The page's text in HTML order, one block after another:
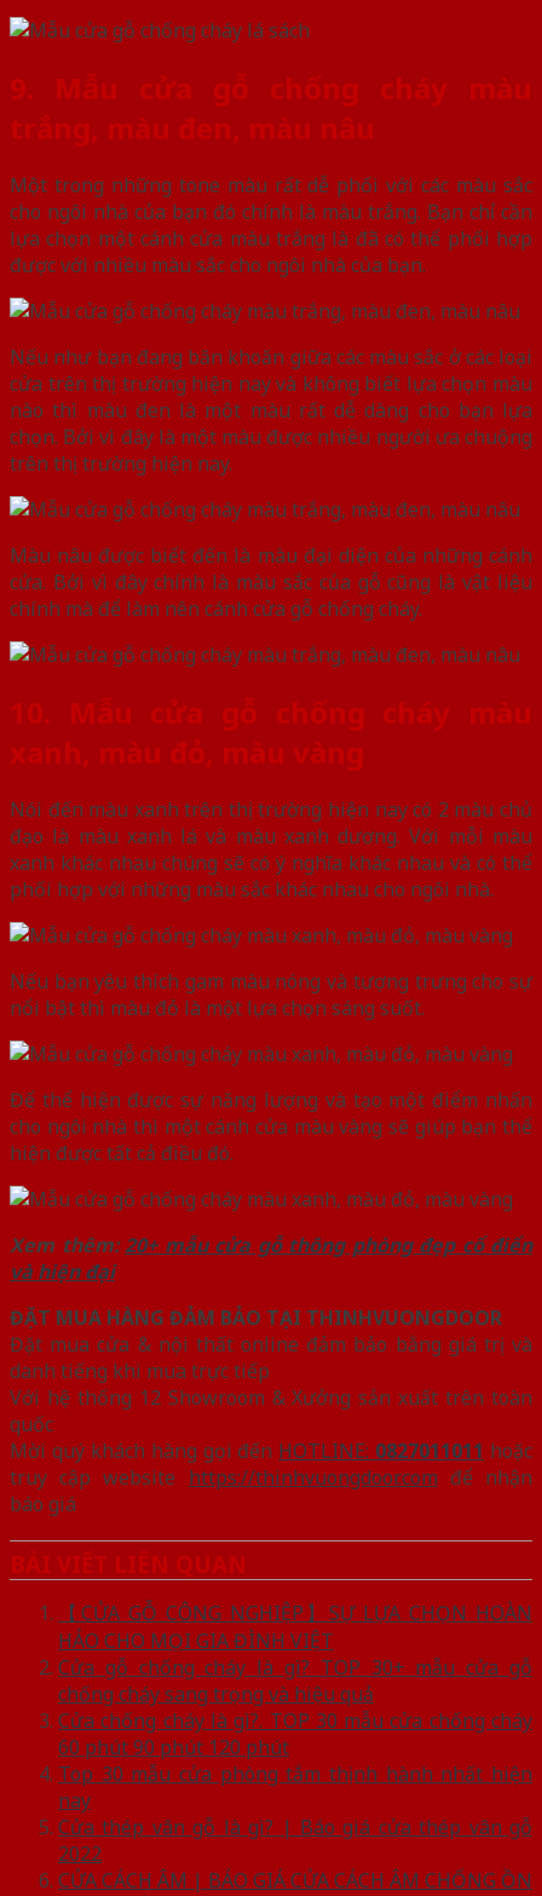
9. Mẫu cửa gỗ chống cháy màu
trắng, màu đen, màu nâu
Một trong những tone màu rất dễ phối với các màu sắc
cho ngôi nhà của bạn đó chính là màu trắng. Bạn chỉ cần
lựa chọn một cánh cửa màu trắng là đã có thể phối hợp
được với nhiều màu sắc cho ngôi nhà của bạn.
Nếu như bạn đang băn khoăn giữa các màu sắc ở các loại
cửa trên thị trường hiện nay và không biết lựa chọn màu
nào thì màu đen là một màu rất dễ dàng cho bạn lựa
chọn. Bởi vì đây là một màu được nhiều người ưa chuộng
trên thị trường hiện nay.
Màu nâu được biết đến là màu đại diện của những cánh
cửa. Bởi vì đây chính là màu sắc của gỗ cũng là vật liệu
chính mà để làm nên cánh cửa gỗ chống cháy.
10. Mẫu cửa gỗ chống cháy màu
xanh, màu đỏ, màu vàng
Nói đến màu xanh trên thị trường hiện nay có 2 màu chủ
đạo là màu xanh lá và màu xanh dương. Với mỗi màu
xanh khác nhau chúng sẽ có ý nghĩa khác nhau và có thể
phối hợp với những màu sắc khác nhau cho ngôi nhà.
Nếu bạn yêu thích gam màu nóng và tượng trưng cho sự
nổi bật thì màu đỏ là một lựa chọn sáng suốt.
Để thể hiện được sự năng lượng và tạo một điểm nhấn
cho ngôi nhà thì một cánh cửa màu vàng sẽ giúp bạn thể
hiện được tất cả điều đó.
Xem thêm:20+ mẫu cửa gỗ thông phòng đẹp cổ điển
và hiện đại
ĐẶT MUA HÀNG ĐẢM BẢO TẠI THINHVUONGDOOR
Đặt mua cửa & nội thất online đảm bảo bằng giá trị và
danh tiếng khi mua trực tiếp
Với hệ thống 12 Showroom & Xưởng sản xuất trên toàn
quốc
Mời quý khách hàng gọi đến HOTLINE: 0827011011 hoặc
truy cập website https://thinhvuongdoor.com để nhận
báo giá
BÀI VIẾT LIÊN QUAN
【CỬA GỖ CÔNG NGHIỆP】SỰ LỰA CHỌN HOÀN
HẢO CHO MỌI GIA ĐÌNH VIỆT
Cửa gỗ chống cháy là gì? TOP 30+ mẫu cửa gỗ
chống cháy sang trọng và hiệu quả
Cửa chống cháy là gì?. TOP 30 mẫu cửa chống cháy
60 phút 90 phút 120 phút
Top 30 mẫu cửa phòng tắm thịnh hành nhất hiện
nay
Cửa thép vân gỗ là gì? | Báo giá cửa thép vân gỗ
2022
CỬA CÁCH ÂM | BÁO GIÁ CỬA CÁCH ÂM CHỐNG ỒN